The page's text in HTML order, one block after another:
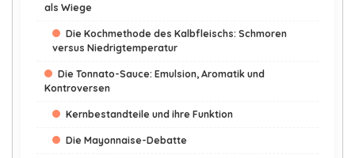
als Wiege
Die Kochmethode des Kalbfleischs: Schmoren
versus Niedrigtemperatur
Die Tonnato-Sauce: Emulsion, Aromatik und
Kontroversen
Kernbestandteile und ihre Funktion
Die Mayonnaise-Debatte